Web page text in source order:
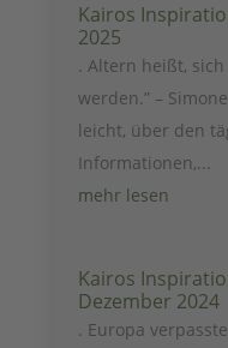
Kairos
2025
. Altern heißt,
werden.” –
leicht, über den
Informationen,...
mehr lesen
Kairos
Dezember 2024
. Europa